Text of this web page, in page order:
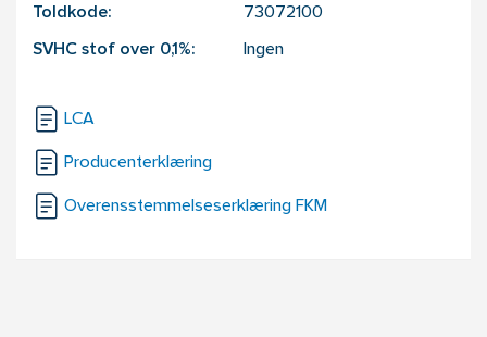
Toldkode: 73072100
SVHC stof over 0,1%: Ingen
LCA
Producenterklæring
Overensstemmelseserklæring FKM